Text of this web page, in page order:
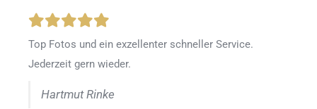
Top Fotos und ein exzellenter schneller Service.
Jederzeit gern wieder.
Hartmut Rinke